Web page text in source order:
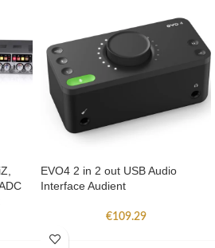
EVO4 2 in 2 out USB Audio
Interface Audient
€109.29